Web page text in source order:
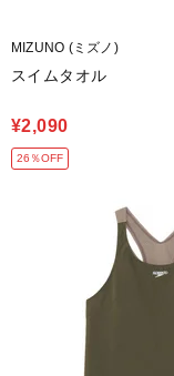
MIZUNO (ミズノ)
スイムタオル
¥2,090
26％OFF